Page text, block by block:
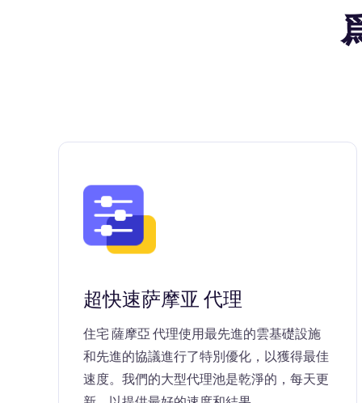
超快速萨摩亚 代理
住宅 薩摩亞 代理使用最先進的雲基礎設施
和先進的協議進行了特別優化，以獲得最佳
速度。我們的大型代理池是乾淨的，每天更